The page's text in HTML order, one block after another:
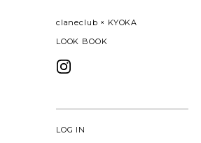
claneclub × KYOKA
LOOK BOOK
LOG IN